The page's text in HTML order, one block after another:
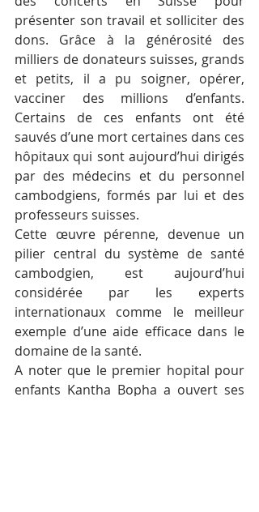
présenter son travail et solliciter des
dons. Grâce à la générosité des
milliers de donateurs suisses, grands
et petits, il a pu soigner, opérer,
vacciner des millions d’enfants.
Certains de ces enfants ont été
sauvés d’une mort certaines dans ces
hôpitaux qui sont aujourd’hui dirigés
par des médecins et du personnel
cambodgiens, formés par lui et des
professeurs suisses.
Cette œuvre pérenne, devenue un
pilier central du système de santé
cambodgien, est aujourd’hui
considérée par les experts
internationaux comme le meilleur
exemple d’une aide efficace dans le
domaine de la santé.
A noter que le premier hopital pour
enfants Kantha Bopha a ouvert ses